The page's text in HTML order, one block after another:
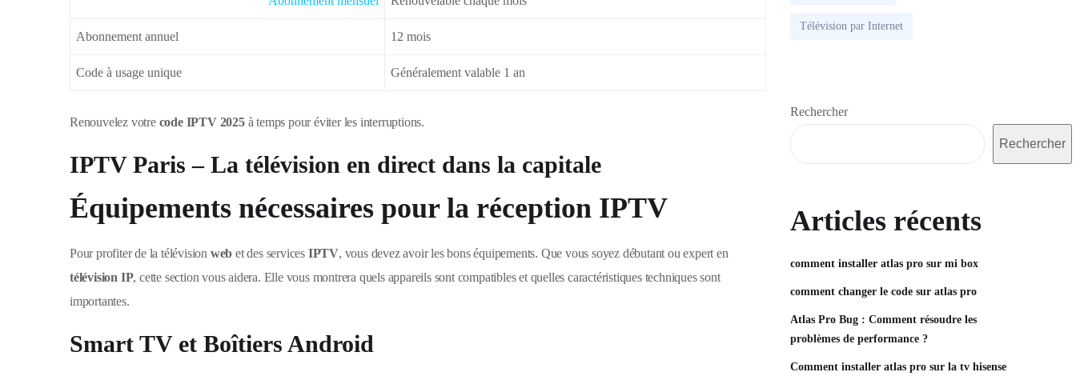
Abonnement annuel 12 mois
Code à usage unique Généralement valable 1 an
Renouvelez votre code IPTV 2025à temps pour éviter les interruptions.
IPTV Paris – La télévision en direct dans la capitale
Équipements nécessaires pour la réception IPTV
Pour profiter de la télévision web et des services IPTV, vous devez avoir les bons équipements. Que vous soyez débutant ou expert en
télévision IP, cette section vous aidera. Elle vous montrera quels appareils sont compatibles et quelles caractéristiques techniques sont
importantes.
Smart TV et Boîtiers Android
Télévision par Internet
Rechercher
Rechercher
Articles récents
comment installer atlas pro sur mi box
comment changer le code sur atlas pro
Atlas Pro Bug : Comment résoudre les
problèmes de performance ?
Comment installer atlas pro sur la tv hisense